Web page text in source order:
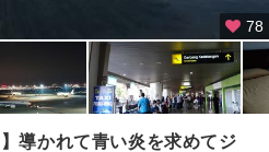
78
導かれて青い炎を求めてジ